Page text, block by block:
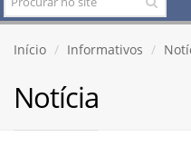
Início Informativos
Notícia